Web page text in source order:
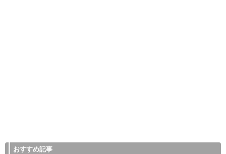
おすすめ記事